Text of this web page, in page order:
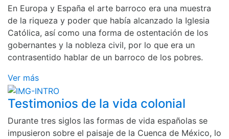
En Europa y España el arte barroco era una muestra
de la riqueza y poder que había alcanzado la Iglesia
Católica, así como una forma de ostentación de los
gobernantes y la nobleza civil, por lo que era un
contrasentido hablar de un barroco de los pobres.
Ver más
Testimonios de la vida colonial
Durante tres siglos las formas de vida españolas se
impusieron sobre el paisaje de la Cuenca de México, lo